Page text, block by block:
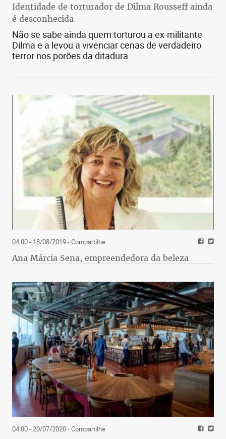
Identidade de torturador de Dilma Rousseff ainda
é desconhecida
Não se sabe ainda quem torturou a ex-militante
Dilma e a levou a vivenciar cenas de verdadeiro
terror nos porões da ditadura
04:00 - 18/08/2019- Compartilhe
Ana Márcia Sena, empreendedora da beleza
04:00 - 20/07/2020- Compartilhe